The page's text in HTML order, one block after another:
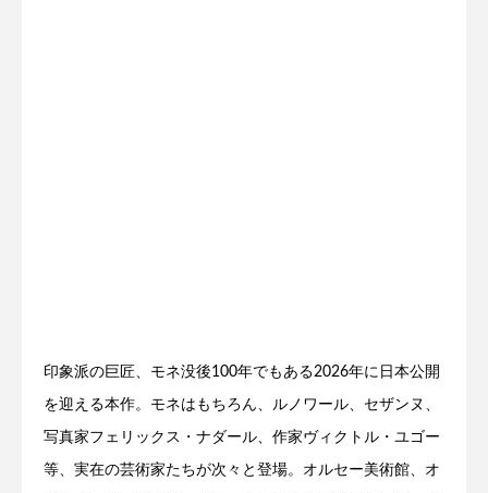
印象派の巨匠、モネ没後100年でもある2026年に日本公開
を迎える本作。モネはもちろん、ルノワール、セザンヌ、
写真家フェリックス・ナダール、作家ヴィクトル・ユゴー
等、実在の芸術家たちが次々と登場。オルセー美術館、オ